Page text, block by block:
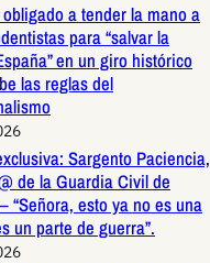
obligado a tender la mano a
para “salvar la
en un giro histórico
las reglas del
Sargento Paciencia,
de la Guardia Civil de
“Señora, esto ya no es una
un parte de guerra”.